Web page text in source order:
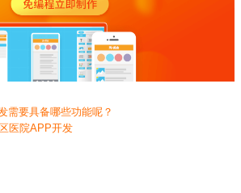
需要具备哪些功能呢？
医院APP开发